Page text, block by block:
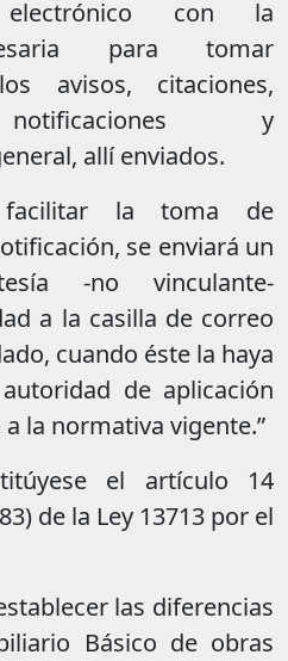
con la
para tomar
avisos, citaciones,
y
allí enviados.
la toma de
se enviará un
-no vinculante-
a la casilla de correo
cuando éste la haya
de aplicación
la normativa vigente.”
el artículo 14
de la Ley 13713 por el
las diferencias
Básico de obras